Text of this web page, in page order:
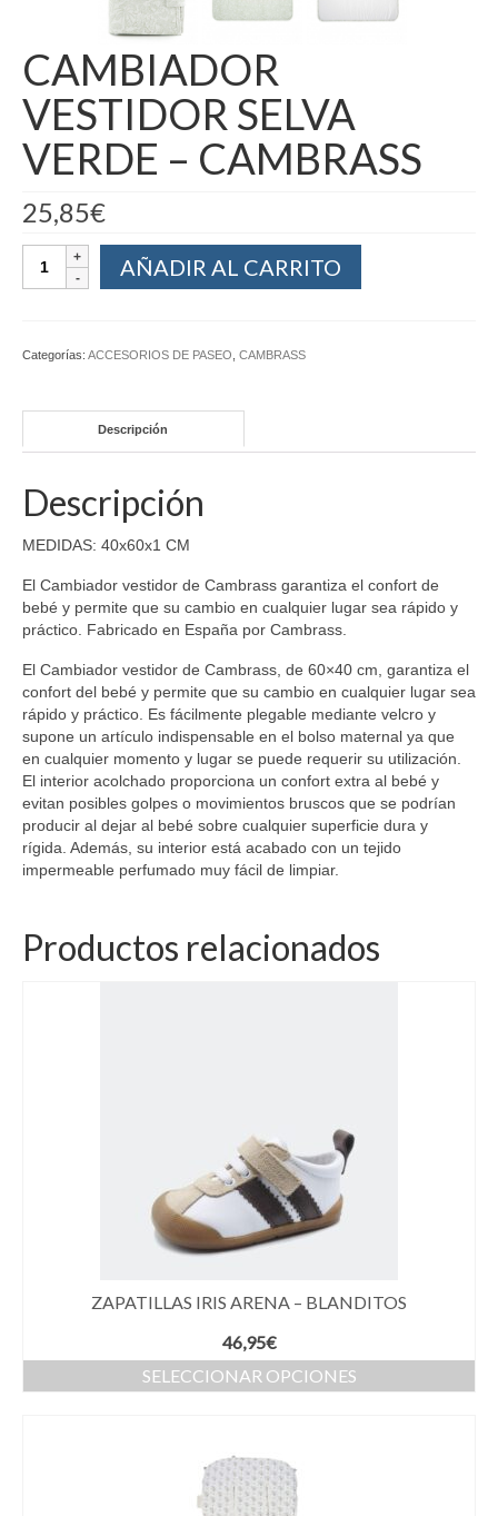
CAMBIADOR
VESTIDOR SELVA
VERDE – CAMBRASS
25,85€
AÑADIR AL CARRITO
Categorías: ACCESORIOS DE PASEO CAMBRASS
Descripción
Descripción
MEDIDAS: 40x60x1 CM
El Cambiador vestidor de Cambrass garantiza el confort de
bebé y permite que su cambio en cualquier lugar sea rápido y
práctico. Fabricado en España por Cambrass.
El Cambiador vestidor de Cambrass, de 60×40 cm, garantiza el
confort del bebé y permite que su cambio en cualquier lugar sea
rápido y práctico. Es fácilmente plegable mediante velcro y
supone un artículo indispensable en el bolso maternal ya que
en cualquier momento y lugar se puede requerir su utilización.
El interior acolchado proporciona un confort extra al bebé y
evitan posibles golpes o movimientos bruscos que se podrían
producir al dejar al bebé sobre cualquier superficie dura y
rígida. Además, su interior está acabado con un tejido
impermeable perfumado muy fácil de limpiar.
Productos relacionados
ZAPATILLAS IRIS ARENA – BLANDITOS
46,95€
SELECCIONAR OPCIONES